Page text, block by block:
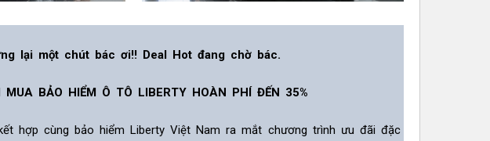
lại một chút bác ơi!! Deal Hot đang chờ bác.
BẢO HIỂM Ô TÔ LIBERTY HOÀN PHÍ ĐẾN 35%
hợp cùng bảo hiểm Liberty Việt Nam ra mắt chương trình ưu đãi đặc